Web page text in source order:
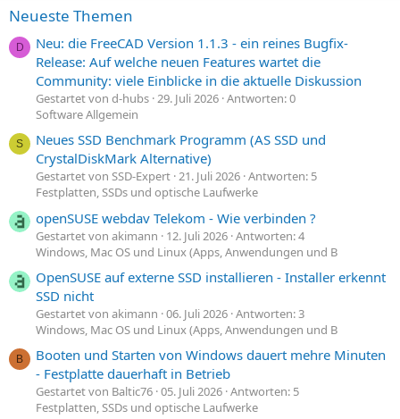
Neueste Themen
D
Neu: die FreeCAD Version 1.1.3 - ein reines Bugfix-
Release: Auf welche neuen Features wartet die
Community: viele Einblicke in die aktuelle Diskussion
Gestartet von d-hubs 29. Juli 2026 Antworten: 0
Software Allgemein
S
Neues SSD Benchmark Programm (AS SSD und
CrystalDiskMark Alternative)
Gestartet von SSD-Expert 21. Juli 2026 Antworten: 5
Festplatten, SSDs und optische Laufwerke
openSUSE webdav Telekom - Wie verbinden ?
Gestartet von akimann 12. Juli 2026 Antworten: 4
Windows, Mac OS und Linux (Apps, Anwendungen und B
OpenSUSE auf externe SSD installieren - Installer erkennt
SSD nicht
Gestartet von akimann 06. Juli 2026 Antworten: 3
Windows, Mac OS und Linux (Apps, Anwendungen und B
B
Booten und Starten von Windows dauert mehre Minuten
- Festplatte dauerhaft in Betrieb
Gestartet von Baltic76 05. Juli 2026 Antworten: 5
Festplatten, SSDs und optische Laufwerke